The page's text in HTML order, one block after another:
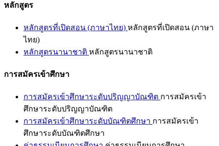
หลักสูตร
หลักสูตรที่เปิดสอน (ภาษาไทย) หลักสูตรที่เปิดสอน (ภาษา
ไทย)
หลักสูตรนานาชาติ หลักสูตรนานาชาติ
การสมัครเข้าศึกษา
การสมัครเข้าศึกษาระดับปริญญาบัณฑิต การสมัครเข้า
ศึกษาระดับปริญญาบัณฑิต
การสมัครเข้าศึกษาระดับบัณฑิตศึกษา การสมัครเข้า
ศึกษาระดับบัณฑิตศึกษา